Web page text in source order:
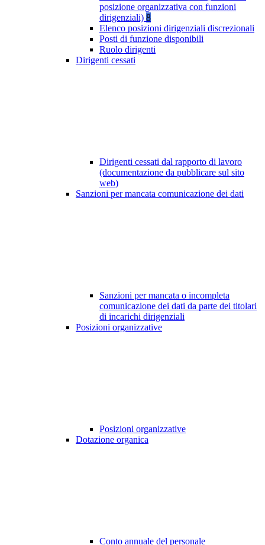
posizione organizzativa con funzioni
dirigenziali) 8
Elenco posizioni dirigenziali discrezionali
Posti di funzione disponibili
Ruolo dirigenti
Dirigenti cessati
Dirigenti cessati dal rapporto di lavoro
(documentazione da pubblicare sul sito
web)
Sanzioni per mancata comunicazione dei dati
Sanzioni per mancata o incompleta
comunicazione dei dati da parte dei titolari
di incarichi dirigenziali
Posizioni organizzative
Posizioni organizzative
Dotazione organica
Conto annuale del personale